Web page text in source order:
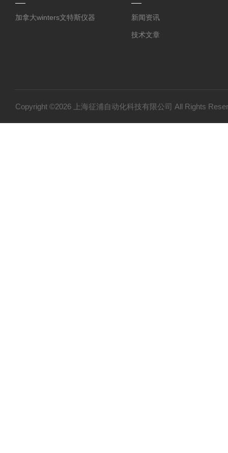
加拿大winters文特斯仪器 新闻资讯
技术文章
Copyright ©2026 上海征浦自动化科技有限公司 All Rights